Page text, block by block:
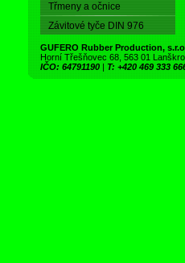
Třmeny a očnice
Závitové tyče DIN 976
GUFERO Rubber Production,
Horní Třešňovec 68, 563 01
IČO: 64791190 | T: +420 469 333